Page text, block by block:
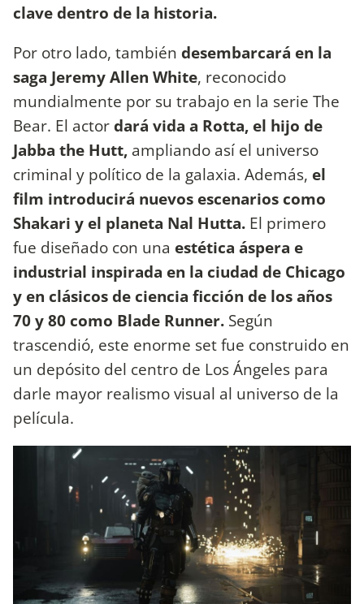
clave dentro de la historia.
Por otro lado, también desembarcará en la
saga Jeremy Allen White, reconocido
mundialmente por su trabajo en la serie The
Bear. El actordará vida a Rotta, el hijo de
Jabba the Hutt, ampliando así el universo
criminal y político de la galaxia. Además, el
film introducirá nuevos escenarios como
Shakari y el planeta Nal Hutta. El primero
fue diseñado con una estética áspera e
industrial inspirada en la ciudad de Chicago
y en clásicos de ciencia ficción de los años
70 y 80 como Blade Runner. Según
trascendió, este enorme set fue construido en
un depósito del centro de Los Ángeles para
darle mayor realismo visual al universo de la
película.